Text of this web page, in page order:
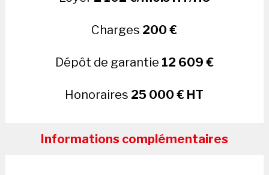
Charges 200 €
Dépôt de garantie 12 609 €
Honoraires 25 000 € HT
Informations complémentaires